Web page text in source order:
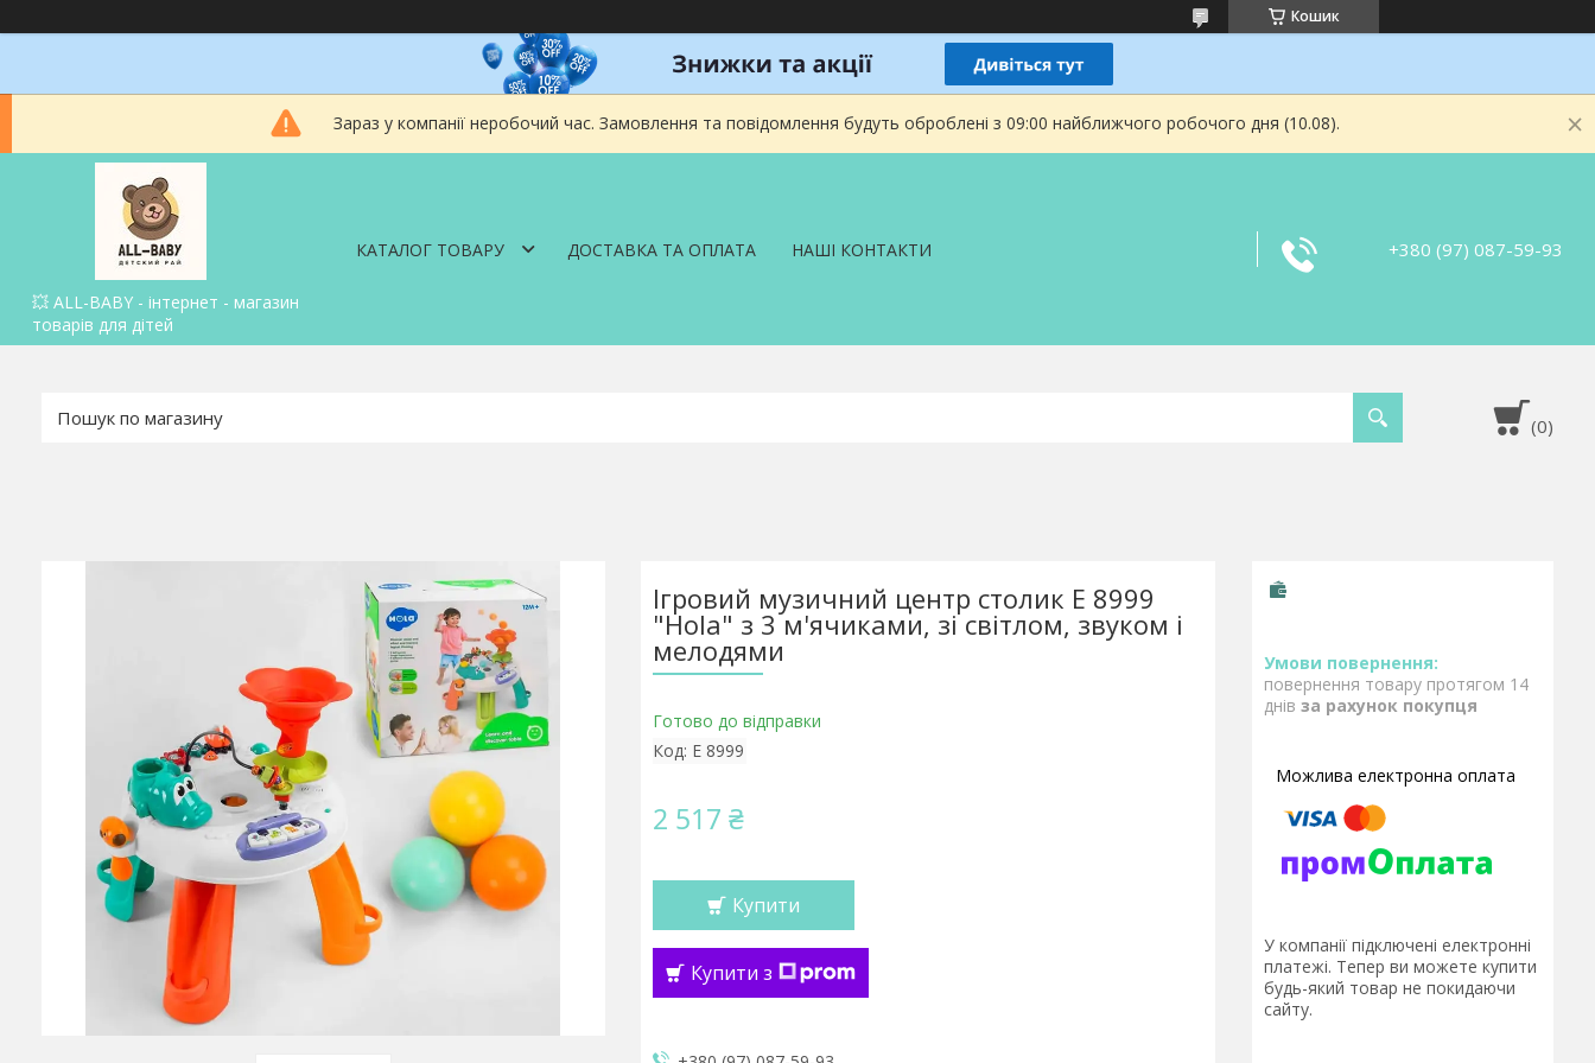
Кошик
Зараз у компанії неробочий час. Замовлення та повідомлення будуть оброблені з 09:00 найближчого робочого дня (10.08).
💥 ALL-BABY - інтернет - магазин
товарів для дітей
КАТАЛОГ ТОВАРУ ДОСТАВКА ТА ОПЛАТА НАШІ КОНТАКТИ +380 (97) 087-59-93
Ігровий музичний центр столик Е 8999
"Hola" з 3 м'ячиками, зі світлом, звуком і
мелодями
Готово до відправки
Код: Е 8999
2 517 ₴
Купити
Купити з
повернення товару протягом 14
днів за рахунок покупця
У компанії підключені електронні
платежі. Тепер ви можете купити
будь-який товар не покидаючи
сайту.